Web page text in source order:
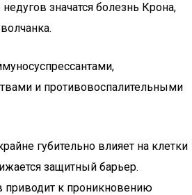
значатся болезнь Крона,
и противовоспалительными
губительно влияет на клетки
защитный барьер.
приводит к проникновению